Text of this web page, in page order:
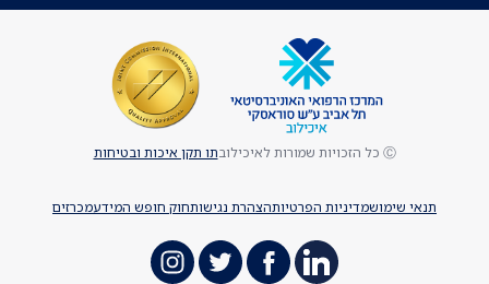
תנאי שימושמדיניות הפרטיותהצהרת נגישותחוק חופש המידעמכרזים
Ⓒ כל הזכויות שמורות לאיכילוב תו תקן איכות ובטיחות